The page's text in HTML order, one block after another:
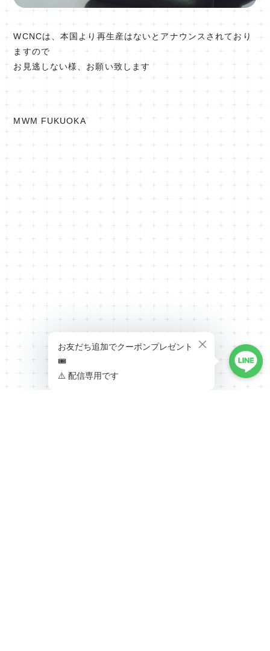
WCNCは、本国より再生産はないとアナウンスされており
ますので
お見逃しない様、お願い致します
MWM FUKUOKA